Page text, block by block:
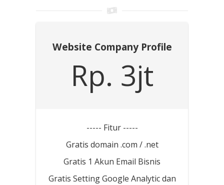
Website Company Profile
Rp. 3jt
----- Fitur -----
Gratis domain .com / .net
Gratis 1 Akun Email Bisnis
Gratis Setting Google Analytic dan